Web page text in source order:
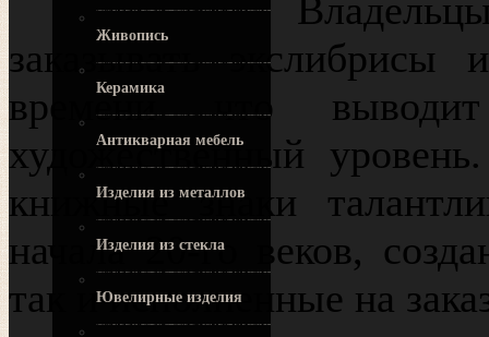
Живопись
Керамика
Антикварная мебель
Изделия из металлов
Изделия из стекла
Ювелирные изделия
заказывать экслибрисы
времени что
художественный
книжные знаки
начала 20-го веков,
так и исполненные на